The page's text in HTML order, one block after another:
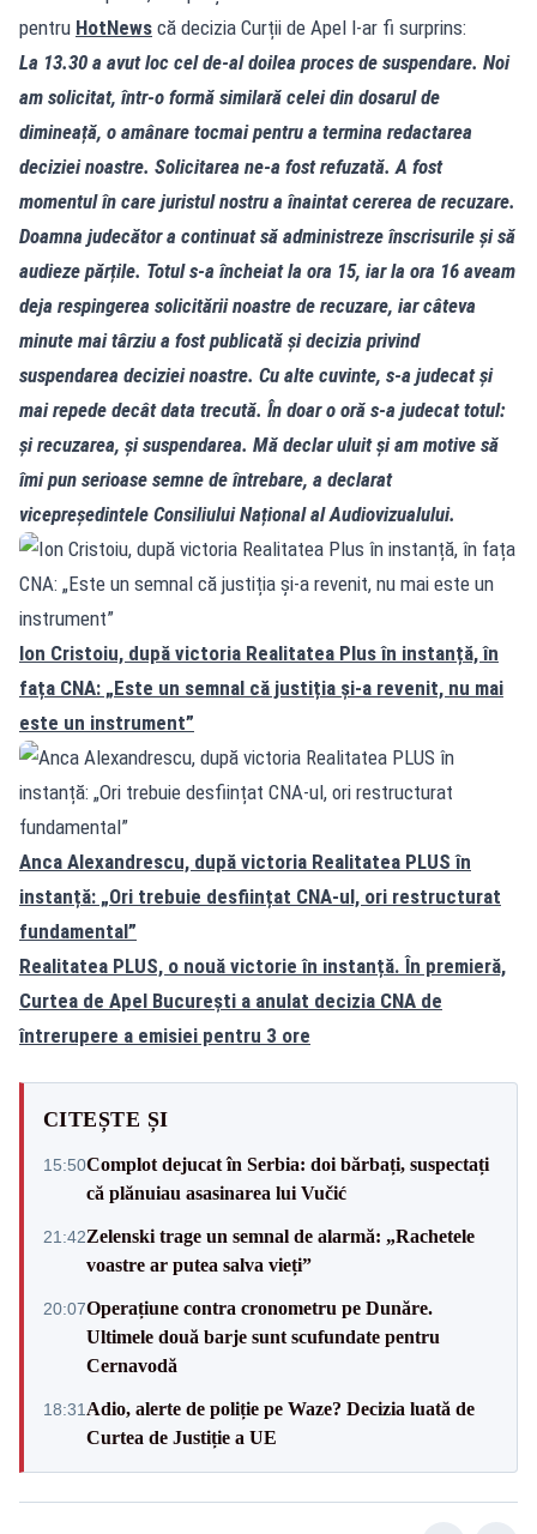
pentru HotNews că decizia Curții de Apel l‑ar fi surprins:
La 13.30 a avut loc cel de‑al doilea proces de suspendare. Noi
am solicitat, într‑o formă similară celei din dosarul de
dimineață, o amânare tocmai pentru a termina redactarea
deciziei noastre. Solicitarea ne‑a fost refuzată. A fost
momentul în care juristul nostru a înaintat cererea de recuzare.
Doamna judecător a continuat să administreze înscrisurile și să
audieze părțile. Totul s‑a încheiat la ora 15, iar la ora 16 aveam
deja respingerea solicitării noastre de recuzare, iar câteva
minute mai târziu a fost publicată și decizia privind
suspendarea deciziei noastre. Cu alte cuvinte, s‑a judecat și
mai repede decât data trecută. În doar o oră s‑a judecat totul:
și recuzarea, și suspendarea. Mă declar uluit și am motive să
îmi pun serioase semne de întrebare, a declarat
vicepreședintele Consiliului Național al Audiovizualului.
Ion Cristoiu, după victoria Realitatea Plus în instanță, în
fața CNA: „Este un semnal că justiția și-a revenit, nu mai
este un instrument”
Anca Alexandrescu, după victoria Realitatea PLUS în
instanță: „Ori trebuie desființat CNA-ul, ori restructurat
fundamental”
Realitatea PLUS, o nouă victorie în instanță. În premieră,
Curtea de Apel București a anulat decizia CNA de
întrerupere a emisiei pentru 3 ore
CITEȘTE ȘI
15:50Complot dejucat în Serbia: doi bărbați, suspectați
că plănuiau asasinarea lui Vučić
21:42Zelenski trage un semnal de alarmă: „Rachetele
voastre ar putea salva vieți”
20:07Operațiune contra cronometru pe Dunăre.
Ultimele două barje sunt scufundate pentru
Cernavodă
18:31 Adio, alerte de poliție pe Waze? Decizia luată de
Curtea de Justiție a UE